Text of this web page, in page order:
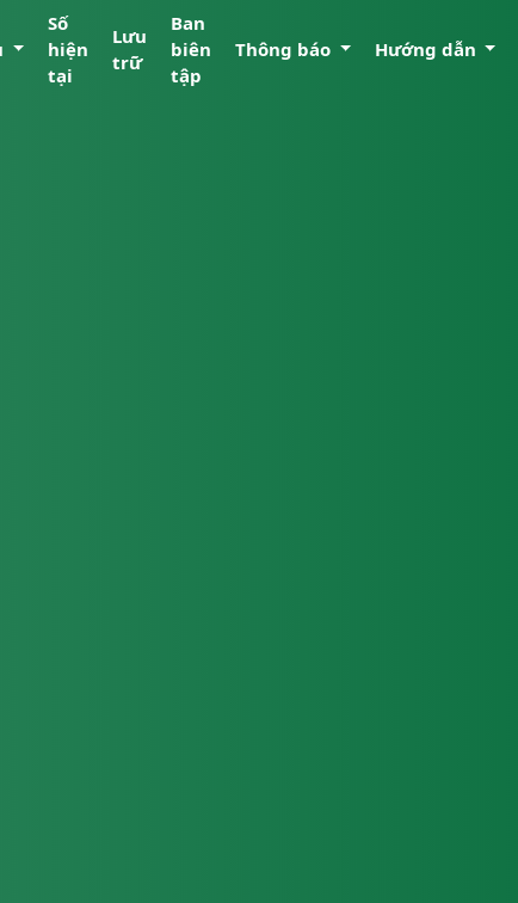
Số
hiện
tại
Lưu
trữ
Ban
biên
tập
Thông báo Hướng dẫn